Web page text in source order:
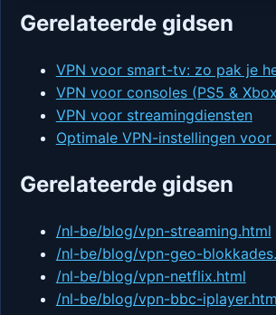
Gerelateerde gidsen
VPN voor smart-tv: zo pak je
VPN voor consoles (PS5 &
VPN voor streamingdiensten
Optimale VPN-instellingen voor
Gerelateerde gidsen
/nl-be/blog/vpn-streaming.html
/nl-be/blog/vpn-geo-
/nl-be/blog/vpn-netflix.html
/nl-be/blog/vpn-bbc-